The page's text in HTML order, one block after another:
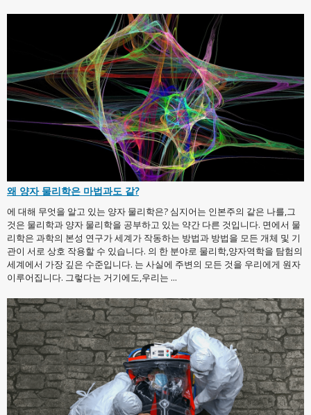
왜 양자 물리학은 마법과도 같?
에 대해 무엇을 알고 있는 양자 물리학은? 심지어는 인본주의 같은 나를,그
것은 물리학과 양자 물리학을 공부하고 있는 약간 다른 것입니다. 면에서 물
리학은 과학의 본성 연구가 세계가 작동하는 방법과 방법을 모든 개체 및 기
관이 서로 상호 작용할 수 있습니다. 의 한 분야로 물리학,양자역학을 탐험의
세계에서 가장 깊은 수준입니다. 는 사실에 주변의 모든 것을 우리에게 원자
이루어집니다. 그렇다는 거기에도,우리는 ...